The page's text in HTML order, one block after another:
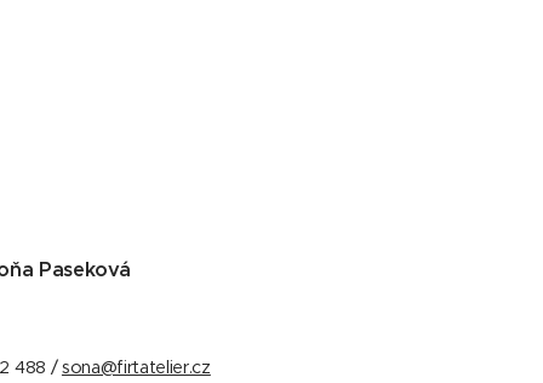
Paseková
488 /sona@firtatelier.cz